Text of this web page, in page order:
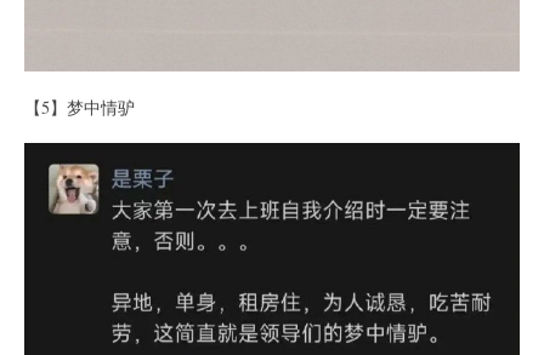
【5】梦中情驴